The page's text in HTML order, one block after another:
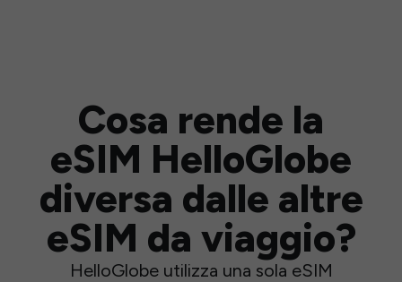
Cosa rende la
eSIM HelloGlobe
diversa dalle altre
eSIM da viaggio?
HelloGlobe utilizza una sola eSIM